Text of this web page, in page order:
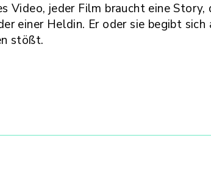
Video, jeder Film braucht eine
einer Heldin. Er oder sie begibt sich
stößt.